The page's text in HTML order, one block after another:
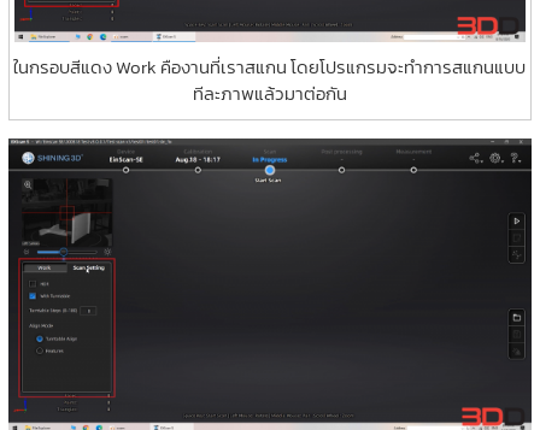
ในกรอบสีแดง Work คืองานที่เราสแกน โดยโปรแกรมจะทำการสแกนแบบ
ทีละภาพแล้วมาต่อกัน